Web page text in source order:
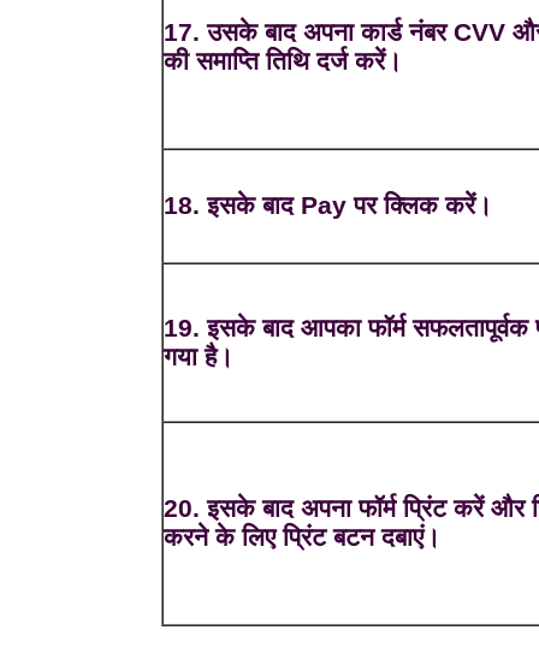
17. उसके बाद अपना कार्ड नंबर CVV
की समाप्ति तिथि दर्ज करें।
18. इसके बाद Pay पर क्लिक करें।
19. इसके बाद आपका फॉर्म सफलतापूर्वक
गया है।
20. इसके बाद अपना फॉर्म प्रिंट करें और
करने के लिए प्रिंट बटन दबाएं।